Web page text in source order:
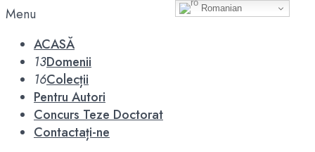
Menu
ACASĂ
13Domenii
16Colecții
Pentru Autori
Concurs Teze Doctorat
Contactați-ne
Romanian